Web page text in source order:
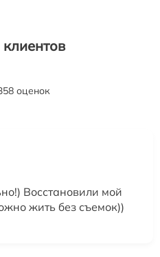
оценок
Восстановили мой
жить без съемок))